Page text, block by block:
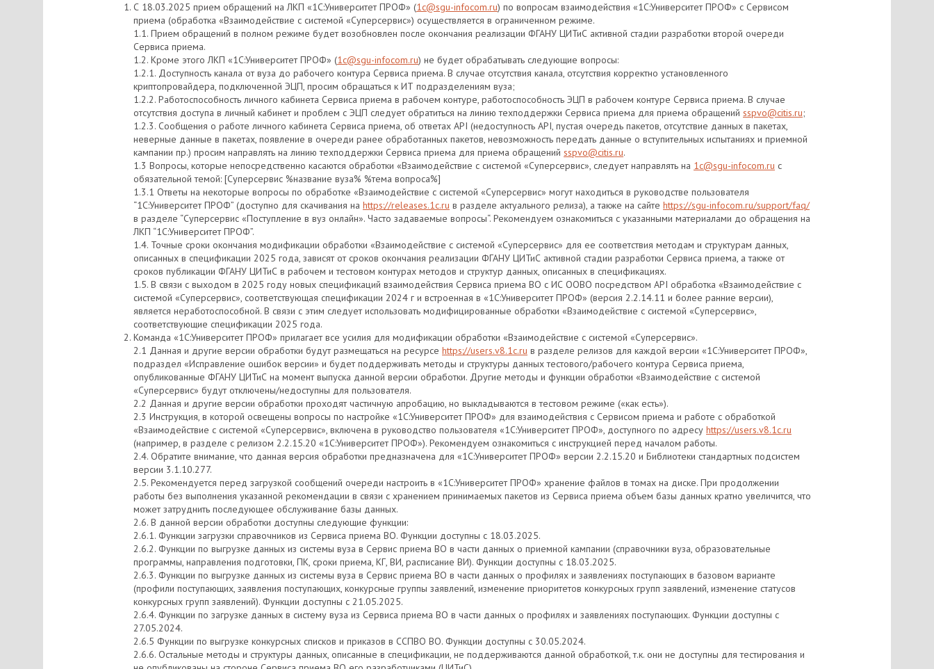
С 18.03.2025 прием обращений на ЛКП «1С:Университет ПРОФ» (1с@sgu-infocom.ru) по вопросам взаимодействия «1С:Университет ПРОФ» с Сервисом
приема (обработка «Взаимодействие с системой «Суперсервис») осуществляется в ограниченном режиме.
1.1. Прием обращений в полном режиме будет возобновлен после окончания реализации ФГАНУ ЦИТиС активной стадии разработки второй очереди
Сервиса приема.
1.2. Кроме этого ЛКП «1С:Университет ПРОФ» (1с@sgu-infocom.ru) не будет обрабатывать следующие вопросы:
1.2.1. Доступность канала от вуза до рабочего контура Сервиса приема. В случае отсутствия канала, отсутствия корректно установленного
криптопровайдера, подключенной ЭЦП, просим обращаться к ИТ подразделениям вуза;
1.2.2. Работоспособность личного кабинета Сервиса приема в рабочем контуре, работоспособность ЭЦП в рабочем контуре Сервиса приема. В случае
отсутствия доступа в личный кабинет и проблем с ЭЦП следует обратиться на линию техподдержки Сервиса приема для приема обращений sspvo@citis.ru;
1.2.3. Сообщения о работе личного кабинета Сервиса приема, об ответах API (недоступность API, пустая очередь пакетов, отсутствие данных в пакетах,
неверные данные в пакетах, появление в очереди ранее обработанных пакетов, невозможность передать данные о вступительных испытаниях и приемной
кампании пр.) просим направлять на линию техподдержки Сервиса приема для приема обращений sspvo@citis.ru.
1.3 Вопросы, которые непосредственно касаются обработки «Взаимодействие с системой «Суперсервис», следует направлять на 1c@sgu-infocom.ru с
обязательной темой: [Суперсервис %название вуза% %тема вопроса%]
1.3.1 Ответы на некоторые вопросы по обработке «Взаимодействие с системой «Суперсервис» могут находиться в руководстве пользователя
“1С:Университет ПРОФ” (доступно для скачивания на https://releases.1c.ru в разделе актуального релиза), а также на сайте https://sgu-infocom.ru/support/faq/
в разделе “Суперсервис «Поступление в вуз онлайн». Часто задаваемые вопросы“. Рекомендуем ознакомиться с указанными материалами до обращения на
ЛКП “1С:Университет ПРОФ”.
1.4. Точные сроки окончания модификации обработки «Взаимодействие с системой «Суперсервис» для ее соответствия методам и структурам данных,
описанных в спецификации 2025 года, зависят от сроков окончания реализации ФГАНУ ЦИТиС активной стадии разработки Сервиса приема, а также от
сроков публикации ФГАНУ ЦИТиС в рабочем и тестовом контурах методов и структур данных, описанных в спецификациях.
1.5. В связи с выходом в 2025 году новых спецификаций взаимодействия Сервиса приема ВО с ИС ООВО посредством API обработка «Взаимодействие с
системой «Суперсервис», соответствующая спецификации 2024 г и встроенная в «1С:Университет ПРОФ» (версия 2.2.14.11 и более ранние версии),
является неработоспособной. В связи с этим следует использовать модифицированные обработки «Взаимодействие с системой «Суперсервис»,
соответствующие спецификации 2025 года.
Команда «1С:Университет ПРОФ» прилагает все усилия для модификации обработки «Взаимодействие с системой «Суперсервис».
2.1 Данная и другие версии обработки будут размещаться на ресурсе https://users.v8.1c.ru в разделе релизов для каждой версии «1С:Университет ПРОФ»,
подраздел «Исправление ошибок версии» и будет поддерживать методы и структуры данных тестового/рабочего контура Сервиса приема,
опубликованные ФГАНУ ЦИТиС на момент выпуска данной версии обработки. Другие методы и функции обработки «Взаимодействие с системой
«Суперсервис» будут отключены/недоступны для пользователя.
2.2 Данная и другие версии обработки проходят частичную апробацию, но выкладываются в тестовом режиме («как есть»).
2.3 Инструкция, в которой освещены вопросы по настройке «1С:Университет ПРОФ» для взаимодействия с Сервисом приема и работе с обработкой
«Взаимодействие с системой «Суперсервис», включена в руководство пользователя «1С:Университет ПРОФ», доступного по адресу https://users.v8.1c.ru
(например, в разделе с релизом 2.2.15.20 «1С:Университет ПРОФ»). Рекомендуем ознакомиться с инструкцией перед началом работы.
2.4. Обратите внимание, что данная версия обработки предназначена для «1С:Университет ПРОФ» версии 2.2.15.20 и Библиотеки стандартных подсистем
версии 3.1.10.277.
2.5. Рекомендуется перед загрузкой сообщений очереди настроить в «1С:Университет ПРОФ» хранение файлов в томах на диске. При продолжении
работы без выполнения указанной рекомендации в связи с хранением принимаемых пакетов из Сервиса приема объем базы данных кратно увеличится, что
может затруднить последующее обслуживание базы данных.
2.6. В данной версии обработки доступны следующие функции:
2.6.1. Функции загрузки справочников из Сервиса приема ВО. Функции доступны с 18.03.2025.
2.6.2. Функции по выгрузке данных из системы вуза в Сервис приема ВО в части данных о приемной кампании (справочники вуза, образовательные
программы, направления подготовки, ПК, сроки приема, КГ, ВИ, расписание ВИ). Функции доступны с 18.03.2025.
2.6.3. Функции по выгрузке данных из системы вуза в Сервис приема ВО в части данных о профилях и заявлениях поступающих в базовом варианте
(профили поступающих, заявления поступающих, конкурсные группы заявлений, изменение приоритетов конкурсных групп заявлений, изменение статусов
конкурсных групп заявлений). Функции доступны с 21.05.2025.
2.6.4. Функции по загрузке данных в систему вуза из Сервиса приема ВО в части данных о профилях и заявлениях поступающих. Функции доступны с
27.05.2024.
2.6.5 Функции по выгрузке конкурсных списков и приказов в ССПВО ВО. Функции доступны с 30.05.2024.
2.6.6. Остальные методы и структуры данных, описанные в спецификации, не поддерживаются данной обработкой, т.к. они не доступны для тестирования и